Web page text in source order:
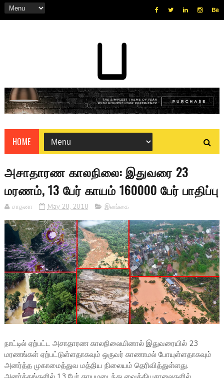
HOME
அசாதாரண காலநிலை: இதுவரை 23
மரணம், 13 பேர் காயம் 160000 பேர் பாதிப்பு
சாதனா May 28, 2018 இலங்கை
நாட்டில் ஏற்பட்ட அசாதாரண காலநிலையினால் இதுவரையில் 23
மரணங்கள் ஏற்பட்டுள்ளதாகவும் ஒருவர் காணாமல் போயுள்ளதாகவும்
அனர்த்த முகாமைத்துவ மத்திய நிலையம் தெரிவித்துள்ளது.